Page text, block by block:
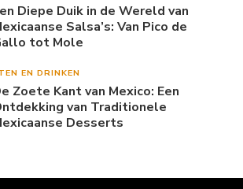
Diepe Duik in de Wereld van
Salsa’s: Van Pico de
tot Mole
EN DRINKEN
Zoete Kant van Mexico: Een
van Traditionele
Desserts